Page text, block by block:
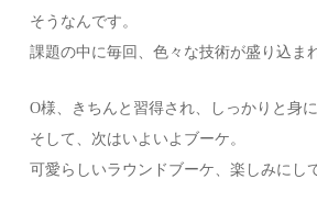
そうなんです。
課題の中に毎回、色々な技術が盛り込ま
O様、きちんと習得され、しっかりと身
そして、次はいよいよブーケ。
可愛らしいラウンドブーケ、楽しみにし